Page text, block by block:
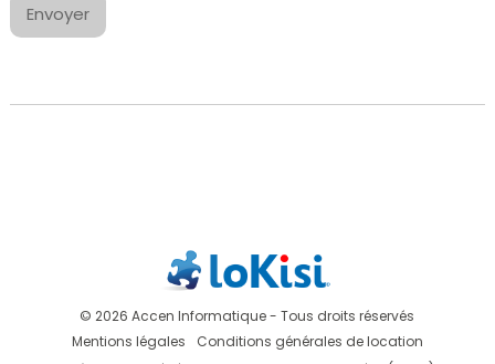
Envoyer
© 2026 Accen Informatique - Tous droits réservés
Mentions légales
Conditions générales de location